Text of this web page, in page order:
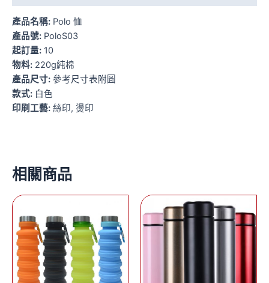
產品名稱: Polo 恤
產品號: PoloS03
起訂量: 10
物料: 220g純棉
產品尺寸: 參考尺寸表附圖
款式: 白色
印刷工藝: 絲印, 燙印
相關商品